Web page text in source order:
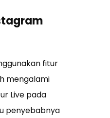
fitur
mengalami
Live pada
penyebabnya